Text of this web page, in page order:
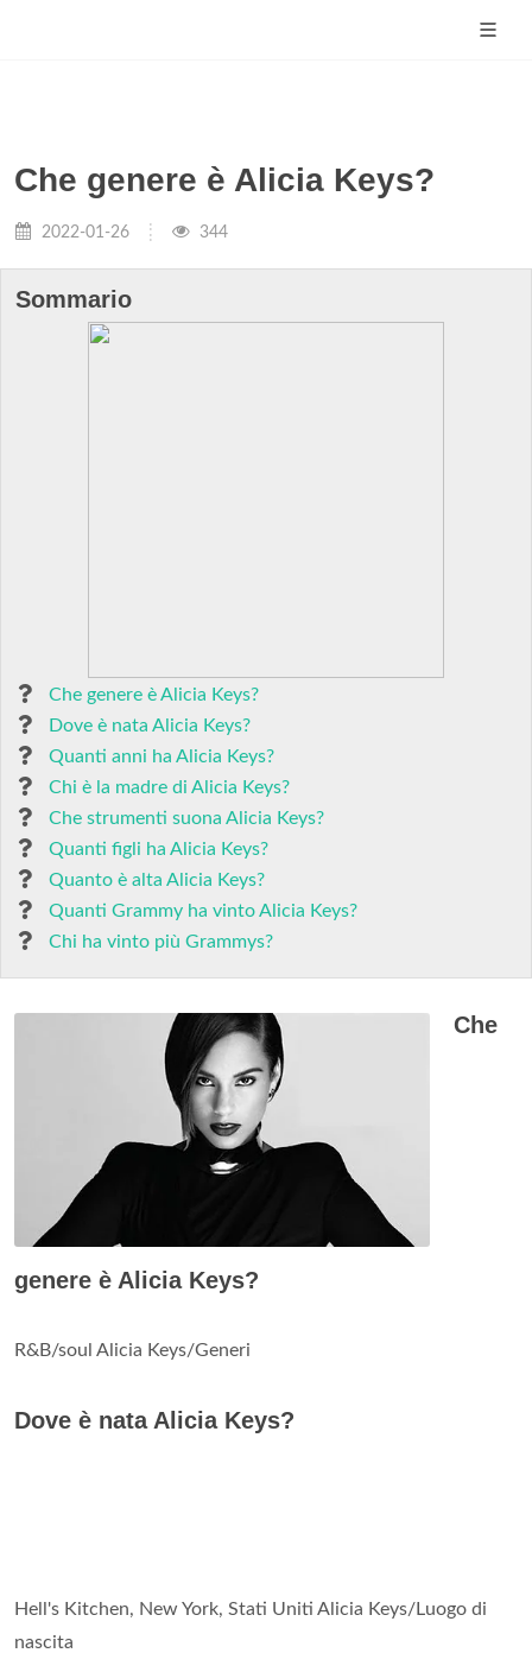
Che genere è Alicia Keys?
2022-01-26 344
Sommario
Che genere è Alicia Keys?
Dove è nata Alicia Keys?
Quanti anni ha Alicia Keys?
Chi è la madre di Alicia Keys?
Che strumenti suona Alicia Keys?
Quanti figli ha Alicia Keys?
Quanto è alta Alicia Keys?
Quanti Grammy ha vinto Alicia Keys?
Chi ha vinto più Grammys?
Che
genere è Alicia Keys?
R&B/soul Alicia Keys/Generi
Dove è nata Alicia Keys?
Hell's Kitchen, New York, Stati Uniti Alicia Keys/Luogo di
nascita